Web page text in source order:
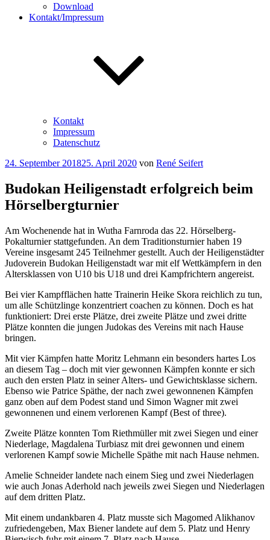
Download
Kontakt/Impressum
Kontakt
Impressum
Datenschutz
Veröffentlicht
24. September 201825. April 2020 von René Seifert
Budokan Heiligenstadt erfolgreich beim
Hörselbergturnier
Am Wochenende hat in Wutha Farnroda das 22. Hörselberg-
Pokalturnier stattgefunden. An dem Traditionsturnier haben 19
Vereine insgesamt 245 Teilnehmer gestellt. Auch der Heiligenstädter
Judoverein Budokan Heiligenstadt war mit elf Wettkämpfern in den
Altersklassen von U10 bis U18 und drei Kampfrichtern angereist.
Bei vier Kampfflächen hatte Trainerin Heike Skora reichlich zu tun,
um alle Schützlinge konzentriert coachen zu können. Doch es hat
funktioniert: Drei erste Plätze, drei zweite Plätze und zwei dritte
Plätze konnten die jungen Judokas des Vereins mit nach Hause
bringen.
Mit vier Kämpfen hatte Moritz Lehmann ein besonders hartes Los
an diesem Tag – doch mit vier gewonnen Kämpfen konnte er sich
auch den ersten Platz in seiner Alters- und Gewichtsklasse sichern.
Ebenso wie Patrice Späthe, der nach zwei gewonnenen Kämpfen
ganz oben auf dem Podest stand und Simon Wagner mit zwei
gewonnenen und einem verlorenen Kampf (Best of three).
Zweite Plätze konnten Tom Riethmüller mit zwei Siegen und einer
Niederlage, Magdalena Turbiasz mit drei gewonnen und einem
verlorenen Kampf sowie Michelle Späthe mit nach Hause nehmen.
Amelie Schneider landete nach einem Sieg und zwei Niederlagen
wie auch Jonas Aderhold nach jeweils zwei Siegen und Niederlagen
auf dem dritten Platz.
Mit einem undankbaren 4. Platz musste sich Magomed Alikhanov
zufriedengeben, Max Biener landete auf dem 5. Platz und Henry